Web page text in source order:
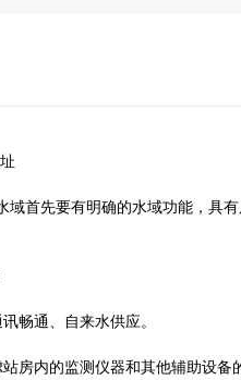
首先要有明确的水域功能，具有
通、自来水供应。
内的监测仪器和其他辅助设备